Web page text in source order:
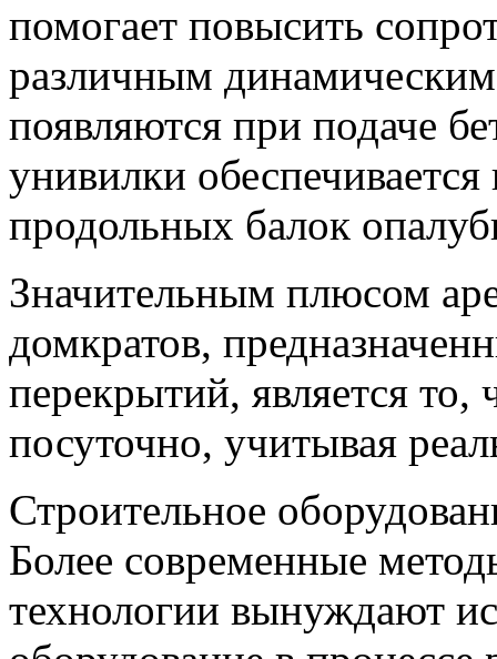
помогает повысить
различным
появляются при подаче
унивилки
продольных балок
Значительным плюсом
домкратов,
перекрытий, является то,
посуточно, учитывая
Строительное
Более современные
технологии вынуждают